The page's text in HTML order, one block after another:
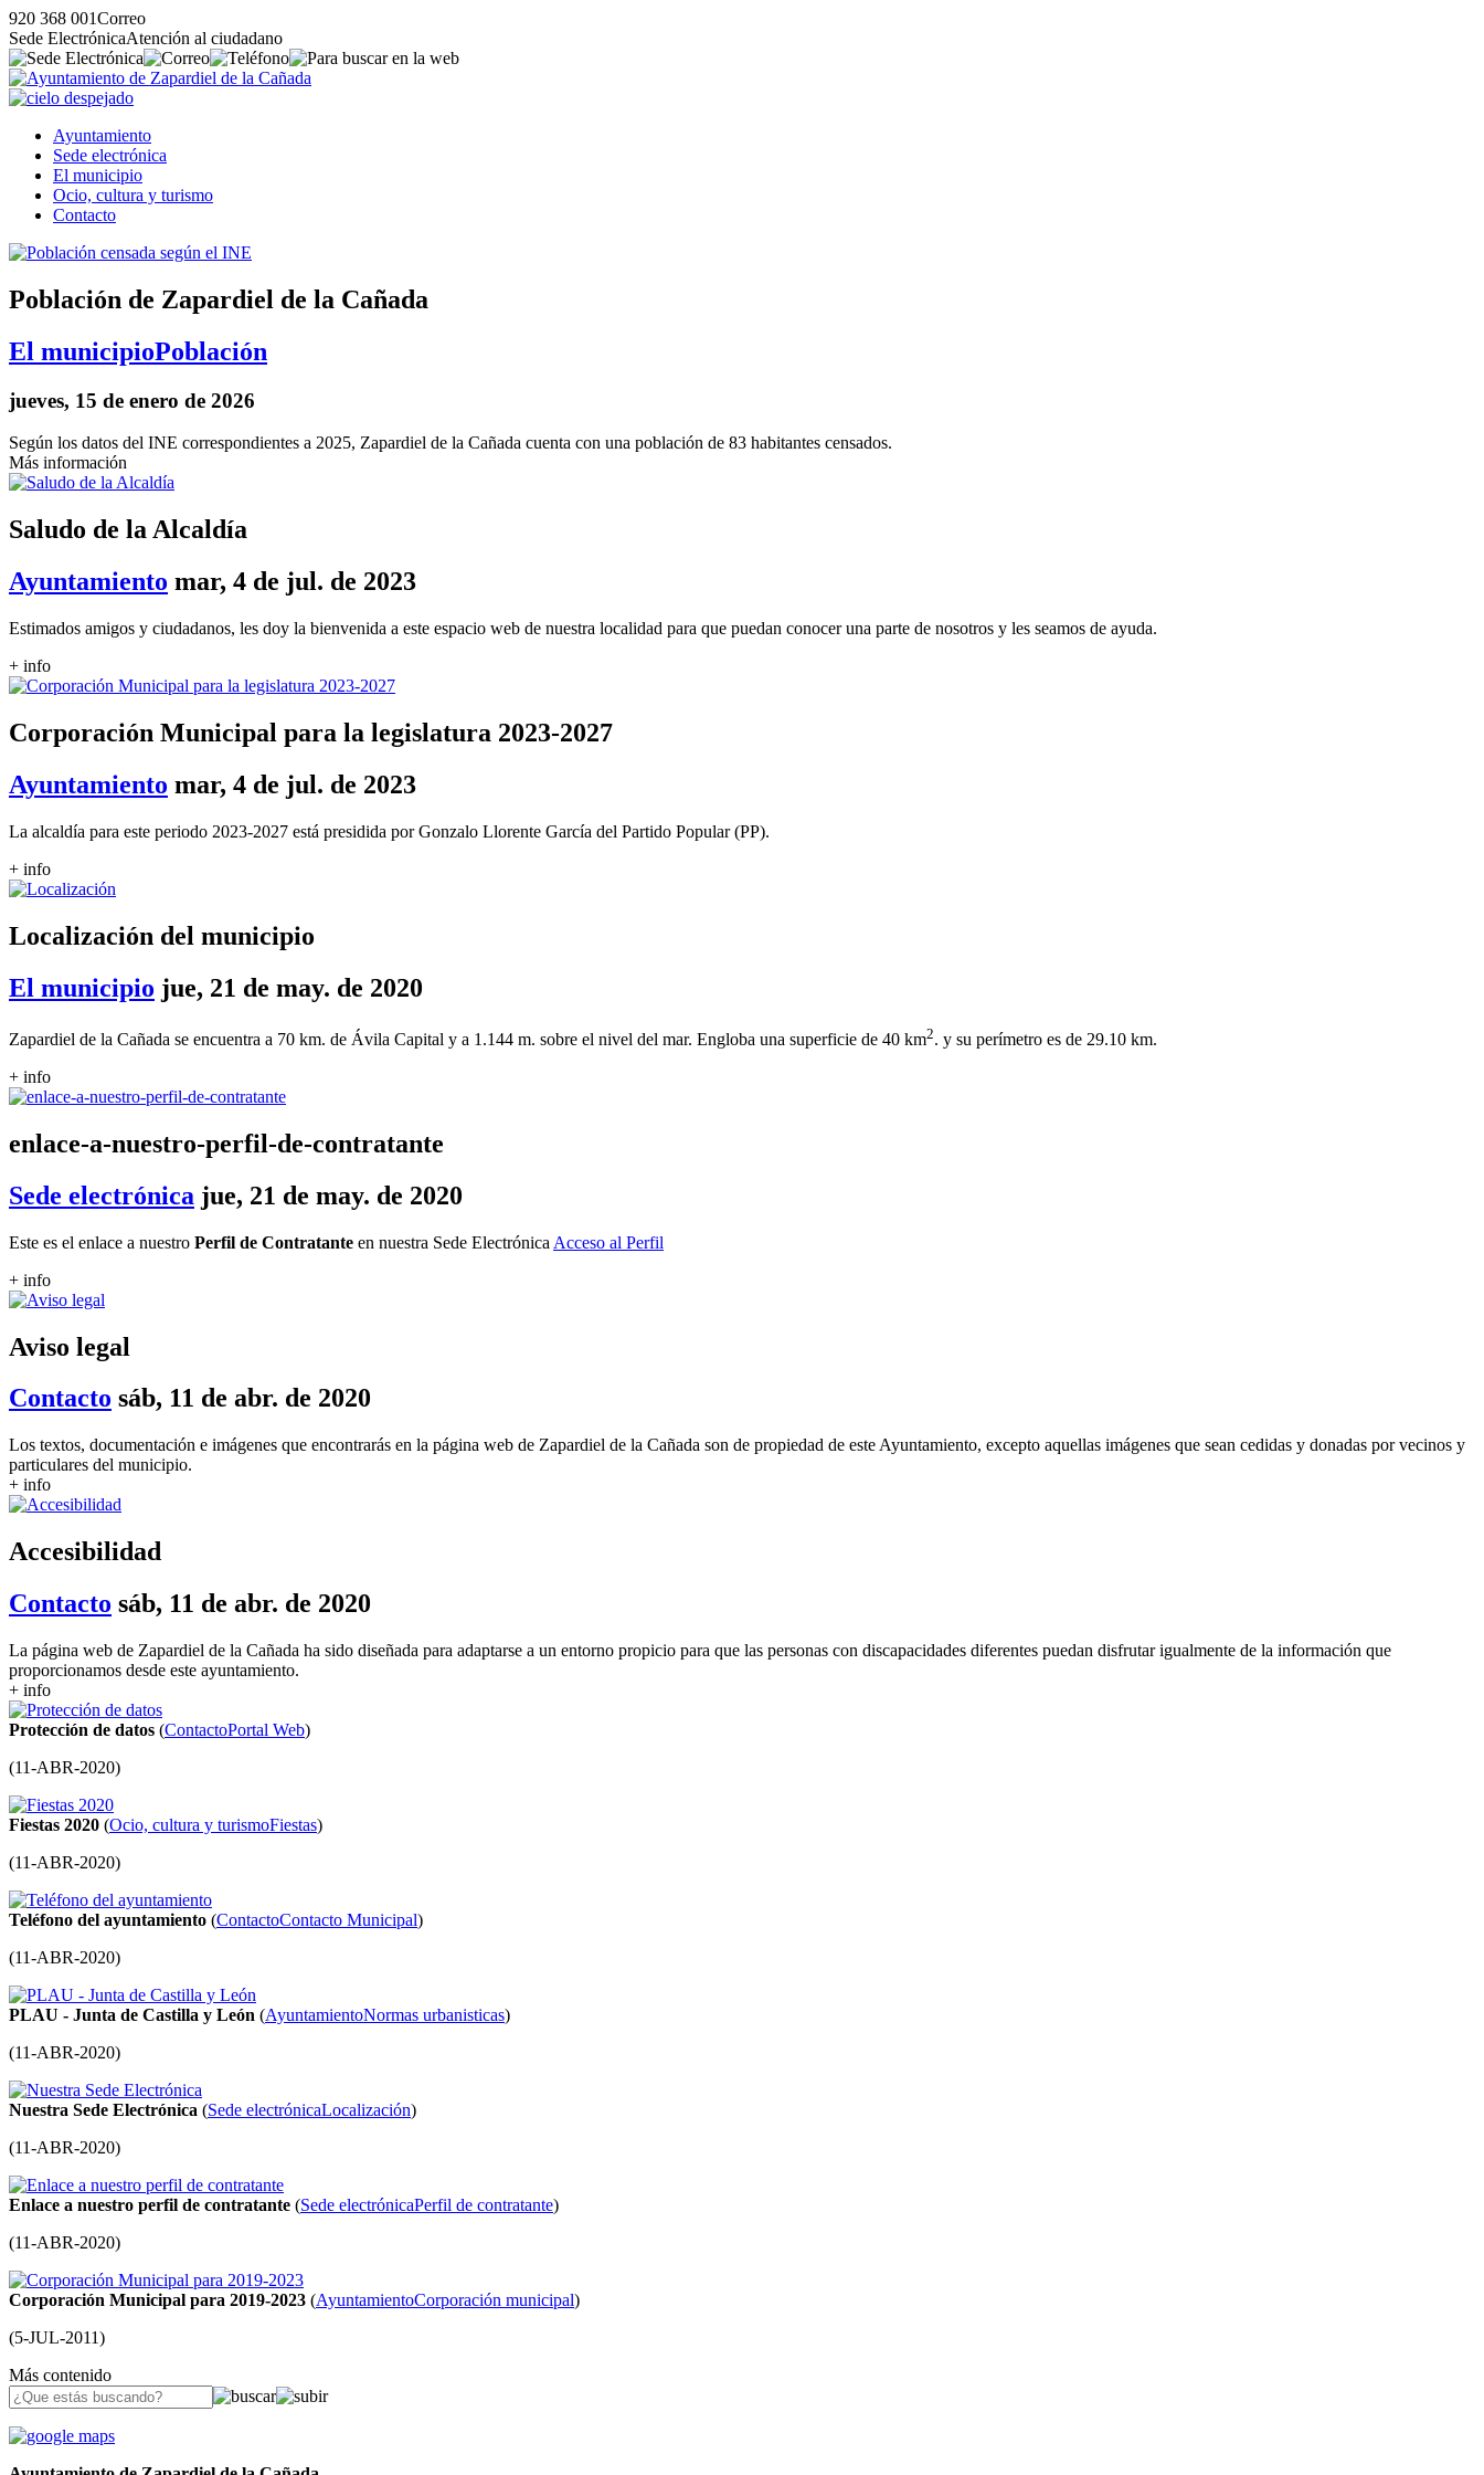
920 368 001Correo
Sede ElectrónicaAtención al ciudadano
Ayuntamiento
Sede electrónica
El municipio
Ocio, cultura y turismo
Contacto
Población de Zapardiel de la Cañada
El municipioPoblación
jueves, 15 de enero de 2026
Según los datos del INE correspondientes a 2025, Zapardiel de la Cañada cuenta con una población de 83 habitantes censados.
Más información
Saludo de la Alcaldía
Ayuntamiento mar, 4 de jul. de 2023
Estimados amigos y ciudadanos, les doy la bienvenida a este espacio web de nuestra localidad para que puedan conocer una parte de nosotros y les seamos de ayuda.
+ info
Corporación Municipal para la legislatura 2023-2027
Ayuntamiento mar, 4 de jul. de 2023
La alcaldía para este periodo 2023-2027 está presidida por Gonzalo Llorente García del Partido Popular (PP).
+ info
Localización del municipio
El municipio jue, 21 de may. de 2020
Zapardiel de la Cañada se encuentra a 70 km. de Ávila Capital y a 1.144 m. sobre el nivel del mar. Engloba una superficie de 40 km2. y su perímetro es de 29.10 km.
+ info
enlace-a-nuestro-perfil-de-contratante
Sede electrónica jue, 21 de may. de 2020
Este es el enlace a nuestro Perfil de Contratante en nuestra Sede Electrónica Acceso al Perfil
+ info
Aviso legal
Contacto sáb, 11 de abr. de 2020
Los textos, documentación e imágenes que encontrarás en la página web de Zapardiel de la Cañada son de propiedad de este Ayuntamiento, excepto aquellas imágenes que sean cedidas y donadas por vecinos y
particulares del municipio.
+ info
Accesibilidad
Contacto sáb, 11 de abr. de 2020
La página web de Zapardiel de la Cañada ha sido diseñada para adaptarse a un entorno propicio para que las personas con discapacidades diferentes puedan disfrutar igualmente de la información que
proporcionamos desde este ayuntamiento.
+ info
Protección de datos (ContactoPortal Web)
(11-ABR-2020)
Fiestas 2020 (Ocio, cultura y turismoFiestas)
(11-ABR-2020)
Teléfono del ayuntamiento (ContactoContacto Municipal)
(11-ABR-2020)
PLAU - Junta de Castilla y León (AyuntamientoNormas urbanisticas)
(11-ABR-2020)
Nuestra Sede Electrónica (Sede electrónicaLocalización)
(11-ABR-2020)
Enlace a nuestro perfil de contratante (Sede electrónicaPerfil de contratante)
(11-ABR-2020)
Corporación Municipal para 2019-2023 (AyuntamientoCorporación municipal)
(5-JUL-2011)
Más contenido